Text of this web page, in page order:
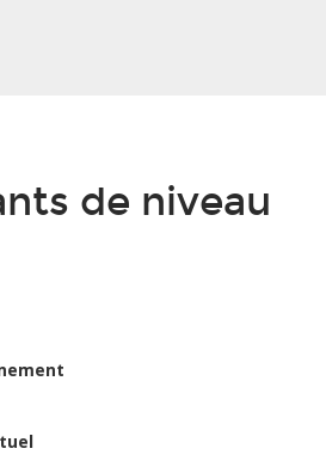
de niveau